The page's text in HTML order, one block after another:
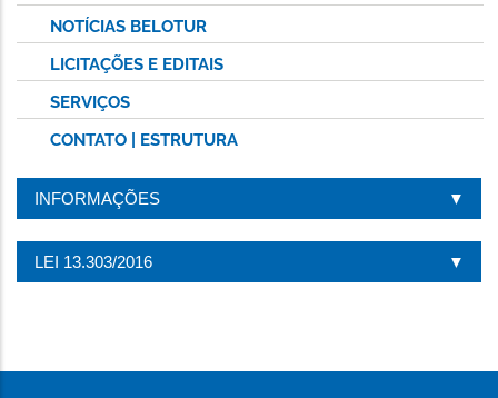
NOTÍCIAS BELOTUR
LICITAÇÕES E EDITAIS
SERVIÇOS
CONTATO | ESTRUTURA
INFORMAÇÕES
LEI 13.303/2016